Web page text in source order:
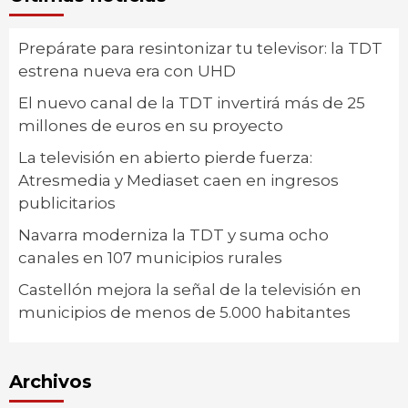
Prepárate para resintonizar tu televisor: la TDT
estrena nueva era con UHD
El nuevo canal de la TDT invertirá más de 25
millones de euros en su proyecto
La televisión en abierto pierde fuerza:
Atresmedia y Mediaset caen en ingresos
publicitarios
Navarra moderniza la TDT y suma ocho
canales en 107 municipios rurales
Castellón mejora la señal de la televisión en
municipios de menos de 5.000 habitantes
Archivos